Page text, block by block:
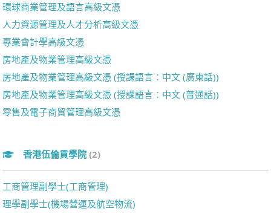
環球商業管理及語言高級文憑
人力資源管理及人才分析高級文憑
專業會計學高級文憑
房地產及物業管理高級文憑
房地產及物業管理高級文憑 (授課語言：中文 (廣東話))
房地產及物業管理高級文憑 (授課語言：中文 (普通話))
零售及電子商貿管理高級文憑
香港伍倫貢學院 (2)
工商管理副學士(工商管理)
理學副學士(機場營運及航空物流)